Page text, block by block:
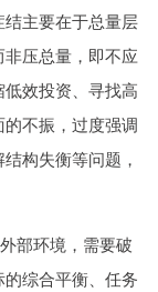
主要在于总量层
压总量，即不应
效投资、寻找高
不振，过度强调
构失衡等问题，
部环境，需要破
综合平衡、任务